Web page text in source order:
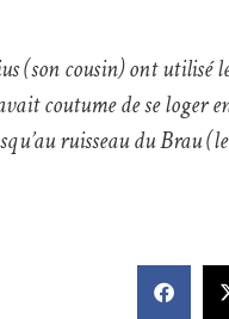
(son cousin) ont utilisé
coutume de se loger
ruisseau du Brau